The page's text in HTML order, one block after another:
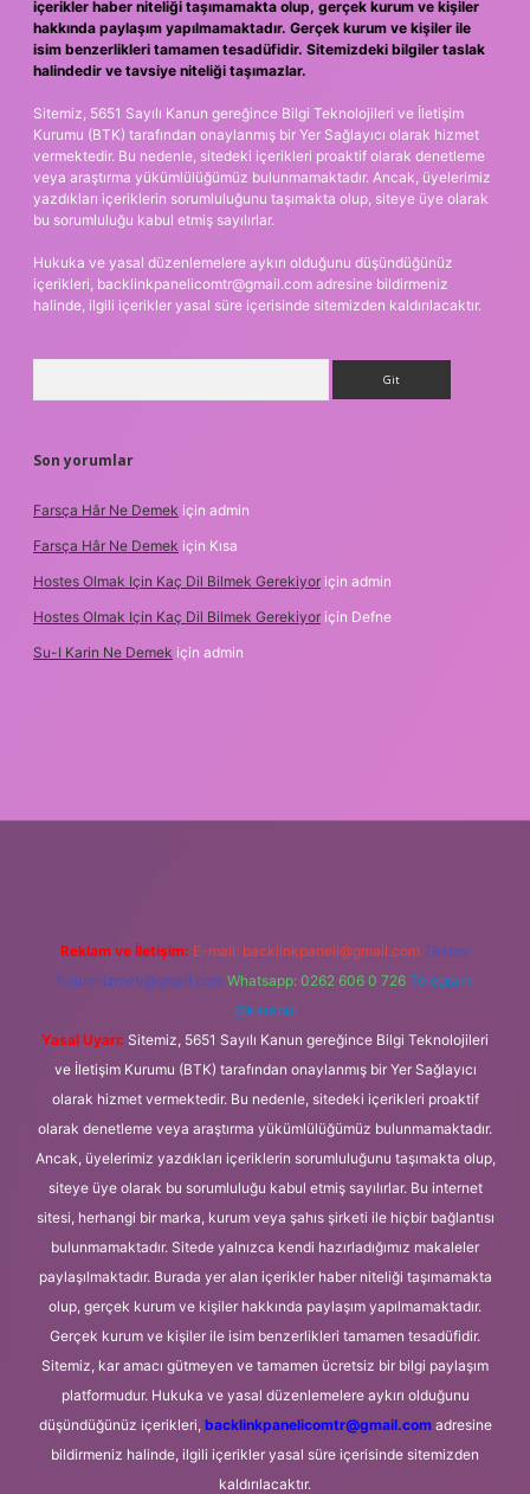
içerikler haber niteliği taşımamakta olup, gerçek kurum ve kişiler
hakkında paylaşım yapılmamaktadır. Gerçek kurum ve kişiler ile
isim benzerlikleri tamamen tesadüfidir. Sitemizdeki bilgiler taslak
halindedir ve tavsiye niteliği taşımazlar.
Sitemiz, 5651 Sayılı Kanun gereğince Bilgi Teknolojileri ve İletişim
Kurumu (BTK) tarafından onaylanmış bir Yer Sağlayıcı olarak hizmet
vermektedir. Bu nedenle, sitedeki içerikleri proaktif olarak denetleme
veya araştırma yükümlülüğümüz bulunmamaktadır. Ancak, üyelerimiz
yazdıkları içeriklerin sorumluluğunu taşımakta olup, siteye üye olarak
bu sorumluluğu kabul etmiş sayılırlar.
Hukuka ve yasal düzenlemelere aykırı olduğunu düşündüğünüz
içerikleri, backlinkpanelicomtr@gmail.com adresine bildirmeniz
halinde, ilgili içerikler yasal süre içerisinde sitemizden kaldırılacaktır.
Son yorumlar
Farsça Hâr Ne Demek için admin
Farsça Hâr Ne Demek için Kısa
Hostes Olmak Için Kaç Dil Bilmek Gerekiyor için admin
Hostes Olmak Için Kaç Dil Bilmek Gerekiyor için Defne
Su-I Karin Ne Demek için admin
Reklam ve İletişim: E-mail: backlinkpaneli@gmail.com Teams:
forumhizmeti@gmail.com Whatsapp: 0262 606 0 726 Telegram:
@karabul
Yasal Uyarı: Sitemiz, 5651 Sayılı Kanun gereğince Bilgi Teknolojileri
ve İletişim Kurumu (BTK) tarafından onaylanmış bir Yer Sağlayıcı
olarak hizmet vermektedir. Bu nedenle, sitedeki içerikleri proaktif
olarak denetleme veya araştırma yükümlülüğümüz bulunmamaktadır.
Ancak, üyelerimiz yazdıkları içeriklerin sorumluluğunu taşımakta olup,
siteye üye olarak bu sorumluluğu kabul etmiş sayılırlar. Bu internet
sitesi, herhangi bir marka, kurum veya şahıs şirketi ile hiçbir bağlantısı
bulunmamaktadır. Sitede yalnızca kendi hazırladığımız makaleler
paylaşılmaktadır. Burada yer alan içerikler haber niteliği taşımamakta
olup, gerçek kurum ve kişiler hakkında paylaşım yapılmamaktadır.
Gerçek kurum ve kişiler ile isim benzerlikleri tamamen tesadüfidir.
Sitemiz, kar amacı gütmeyen ve tamamen ücretsiz bir bilgi paylaşım
platformudur. Hukuka ve yasal düzenlemelere aykırı olduğunu
düşündüğünüz içerikleri, backlinkpanelicomtr@gmail.comadresine
bildirmeniz halinde, ilgili içerikler yasal süre içerisinde sitemizden
kaldırılacaktır.